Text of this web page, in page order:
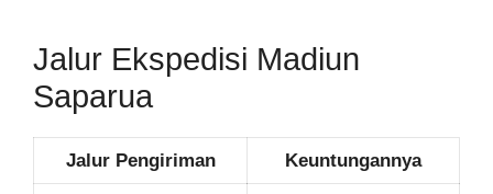
Jalur Ekspedisi Madiun
Saparua
Jalur Pengiriman Keuntungannya